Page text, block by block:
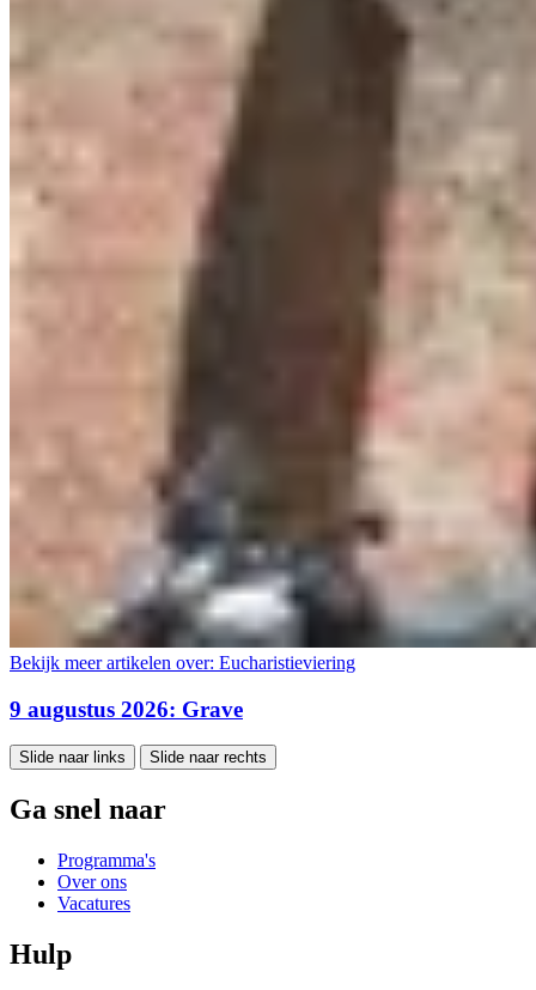
Bekijk meer artikelen over: Eucharistieviering
9 augustus 2026: Grave
Slide naar links Slide naar rechts
Ga snel naar
Programma's
Over ons
Vacatures
Hulp